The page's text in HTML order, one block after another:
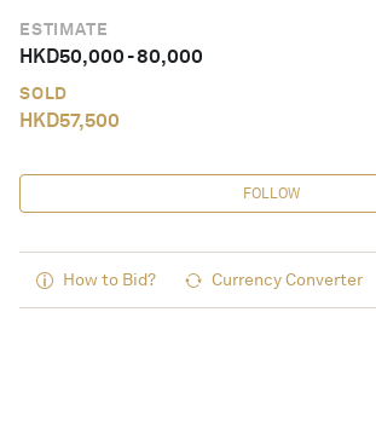
ESTIMATE
HKD50,000-80,000
SOLD
HKD57,500
FOLLOW
How to Bid? Currency Converter